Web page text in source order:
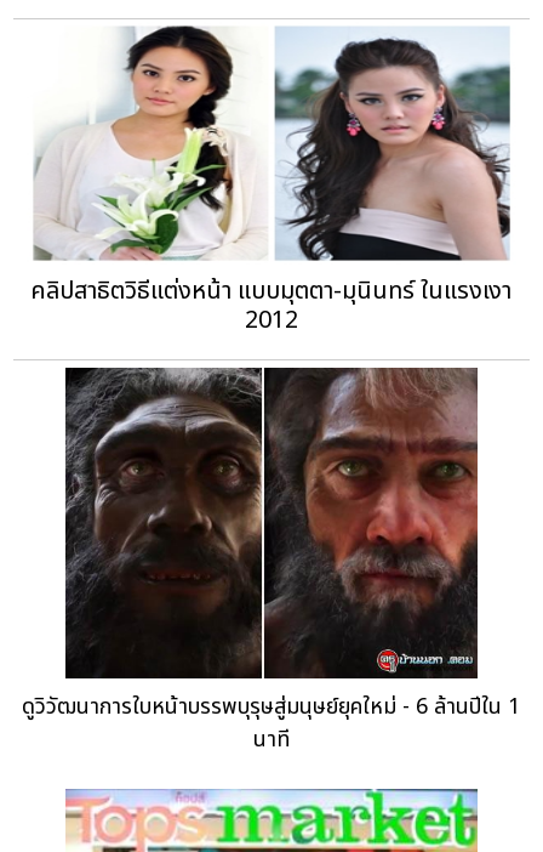
คลิปสาธิตวิธีแต่งหน้า แบบมุตตา-มุนินทร์ ในแรงเงา
2012
ดูวิวัฒนาการใบหน้าบรรพบุรุษสู่มนุษย์ยุคใหม่ - 6 ล้านปีใน 1
นาที